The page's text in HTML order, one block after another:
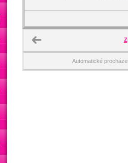
Automatické